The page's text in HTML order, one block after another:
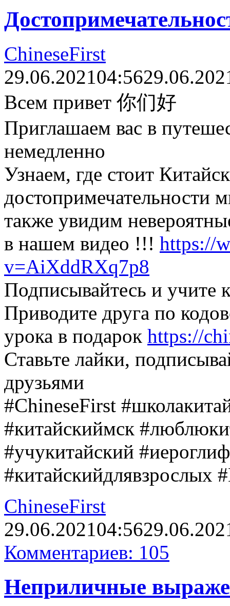
ChineseFirst
29.06.202104:56
Всем привет 你们好
Приглашаем вас в
немедленно
Узнаем, где стоит
достопримечательности
также увидим
в нашем видео !!! https://
v=AiXddRXq7p8
Подписывайтесь и учите
Приводите друга по
урока в подарок https://
Ставьте лайки,
друзьями
#ChineseFirst
#китайскиймск
#учукитайский #иероглиф
#китайскийдлявзрослых
ChineseFirst
29.06.202104:56
Комментариев: 105
Неприличные